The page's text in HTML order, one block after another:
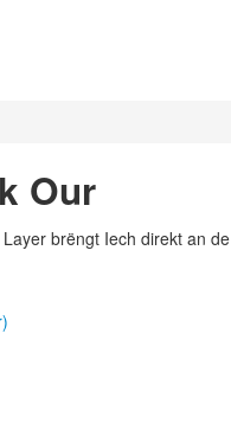
Our
brëngt Iech direkt an de